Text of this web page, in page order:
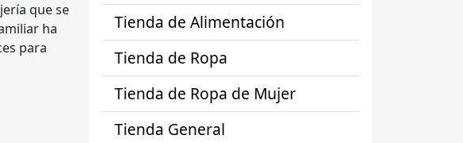
que se
ha
para
Tienda de Alimentación
Tienda de Ropa
Tienda de Ropa de Mujer
Tienda General